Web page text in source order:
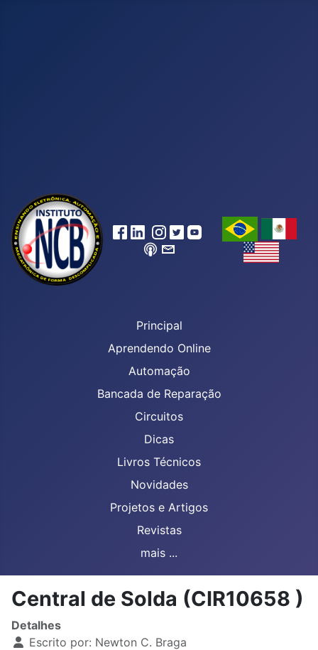
Principal
Aprendendo Online
Automação
Bancada de Reparação
Circuitos
Dicas
Livros Técnicos
Novidades
Projetos e Artigos
Revistas
mais ...
Central de Solda (CIR10658 )
Detalhes
Escrito por: Newton C. Braga